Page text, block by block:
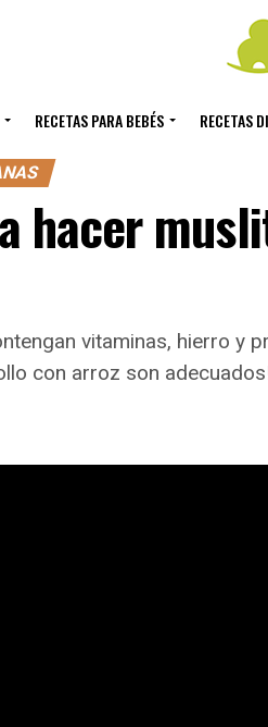
RECETAS PARA BEBÉS RECETAS
hacer
vitaminas, hierro y
con arroz son